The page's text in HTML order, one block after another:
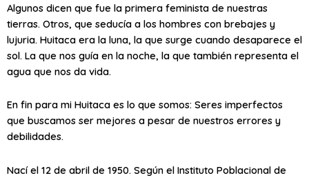
Algunos dicen que fue la primera feminista de nuestras
tierras. Otros, que seducía a los hombres con brebajes y
lujuria. Huitaca era la luna, la que surge cuando desaparece el
sol. La que nos guía en la noche, la que también representa el
agua que nos da vida.
En fin para mi Huitaca es lo que somos: Seres imperfectos
que buscamos ser mejores a pesar de nuestros errores y
debilidades.
Nací el 12 de abril de 1950. Según el Instituto Poblacional de